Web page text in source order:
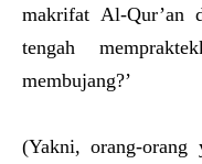
makrifat Al-Qur’an
tengah
membujang?’
(Yakni, orang-orang